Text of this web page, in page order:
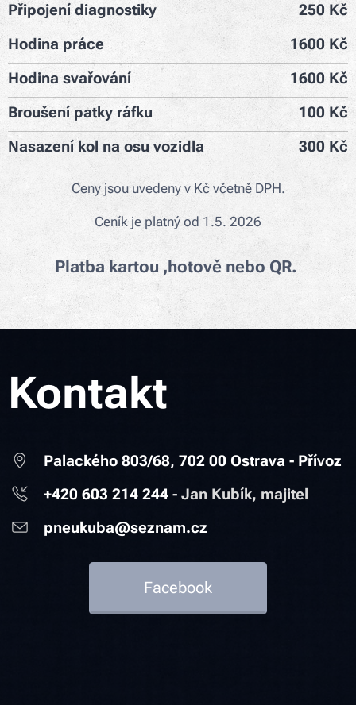
Připojení diagnostiky
250 Kč
Hodina práce
1600 Kč
Hodina svařování
1600 Kč
Broušení patky ráfku
100 Kč
Nasazení kol na osu vozidla
300 Kč
Ceny jsou uvedeny v Kč včetně DPH.
Ceník je platný od 1.5. 2026
Platba kartou ,hotově nebo QR.
Kontakt
Palackého 803/68, 702 00 Ostrava - Přívoz
+420 603 214 244 - Jan Kubík, majitel
pneukuba@seznam.cz
Facebook